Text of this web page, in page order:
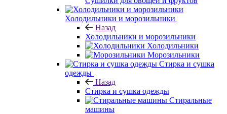
Холодильники и морозильники
Назад
Холодильники и морозильники
Холодильники
Морозильники
Стирка и сушка
одежды
Назад
Стирка и сушка одежды
Стиральные
машины